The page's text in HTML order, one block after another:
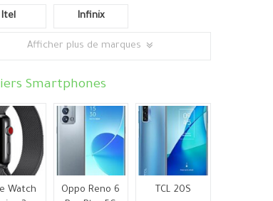
Itel Infinix
Afficher plus de marques
Smartphones
Watch
Oppo Reno 6
TCL 20S